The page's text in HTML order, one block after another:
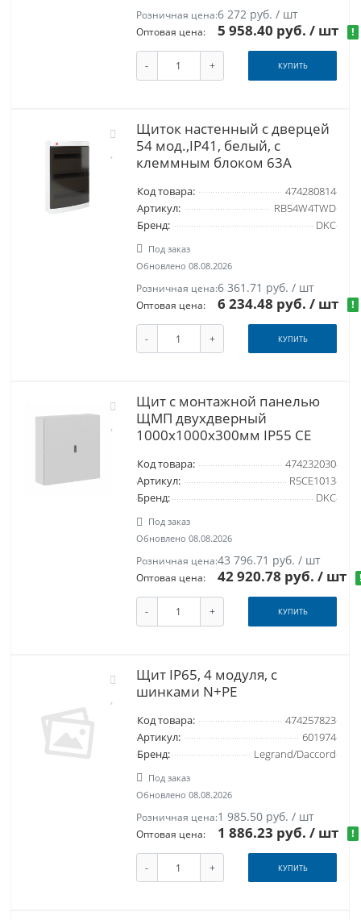
Розничная цена:6 272 руб. / шт
Оптовая цена: 5 958.40 руб./ шт !
- + КУПИТЬ
Щиток настенный с дверцей
54 мод.,IP41, белый, с
клеммным блоком 63А
Код товара:
474280814
Артикул:
RB54W4TWD
Бренд:
DKC
Под заказ
Обновлено 08.08.2026
Розничная цена:6 361.71 руб. / шт
Оптовая цена: 6 234.48 руб./ шт !
- + КУПИТЬ
Щит с монтажной панелью
ЩМП двухдверный
1000х1000х300мм IP55 CE
Код товара:
474232030
Артикул:
R5CE1013
Бренд:
DKC
Под заказ
Обновлено 08.08.2026
Розничная цена:43 796.71 руб. / шт
Оптовая цена: 42 920.78 руб./ шт
- + КУПИТЬ
Щит IP65, 4 модуля, с
шинками N+PE
Код товара:
474257823
Артикул:
601974
Бренд:
Legrand/Daccord
Под заказ
Обновлено 08.08.2026
Розничная цена:1 985.50 руб. / шт
Оптовая цена: 1 886.23 руб./ шт !
- + КУПИТЬ